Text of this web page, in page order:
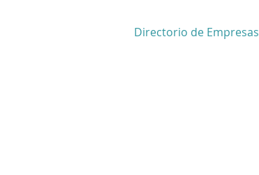
Directorio de Empresas